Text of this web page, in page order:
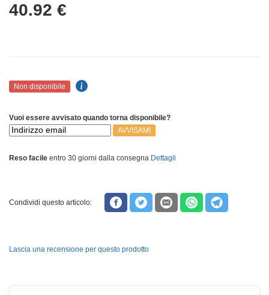
40.92 €
Non disponibile
Vuoi essere avvisato quando torna disponibile?
AVVISAMI
Reso facile entro 30 giorni dalla consegna Dettagli
Condividi questo articolo:
Lascia una recensione per questo prodotto